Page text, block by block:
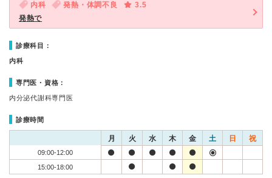
内科 発熱・体調不良
3.5
発熱で
診療科目：
内科
専門医・資格：
内分泌代謝科専門医
診療時間
月 火 水 木 金 土 日 祝
09:00-12:00
15:00-18:00